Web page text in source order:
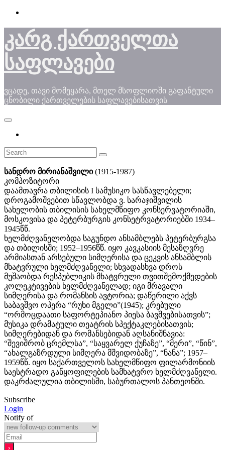
Skip
content
კარგ ქართველთა
საფლავები
ვცადე, თავი მომეყარა, მთელ მსოფლიოში გაფანტული
ცნობილი ქართველების საფლავებისათვის
სანდრო მირიანაშვილი(1915-1987)
კომპოზიტორი
დაამთავრა თბილისის I სამუსიკო სასწავლებელი;
დროგამოშვებით სწავლობდა ვ. სარაჯიშვილის
სახელობის თბილისის სახელმწიფო კონსერვატორიაში,
მოსკოვისა და პეტერბურგის კონსეტრვატორიებში 1934–
1945წწ.
ხელმძღვანელობდა საგუნდო ანსამბლებს პეტერბურგსა
და თბილისში; 1952–1956წწ. იყო კავკასიის მესაზღვრე
არმიასთან არსებული სიმღერისა და ცეკვის ანსამბლის
მხატვრული ხელმძღვანელი; სხვადასხვა დროს
მუშაობდა რესპუბლიკის მხატვრული თვითშემოქმედების
კოლეკტივების ხელმძღვანელად; იგი მრავალი
სიმღერისა და რომანსის ავტორია; დაწერილი აქვს
საბავშვო ოპერა “რუხი მგელი”(1945); კრებული
“ორმოცდაათი საფორტეპიანო პიესა ბავშვებისათვის”;
მუსიკა დრამატული თეატრის სპექტაკლებისათვის;
სიმღერებიდან და რომანსებიდან აღსანიშნავია:
“შევიშრობ ცრემლსა”, “საყვარელ ქუჩაზე”, “მერი”, “წინ”,
“ახალგაზრდული სიმღერა მშვიდობაზე”, “ნანა”; 1957–
1959წწ. იყო საქართველოს სახელმწიფო ფილარმონიის
საესტრადო განყოფილების სამხატვრო ხელმძღვანელი.
დაკრძალულია თბილისში, საბურთალოს პანთეონში.
Subscribe
Login
Notify of